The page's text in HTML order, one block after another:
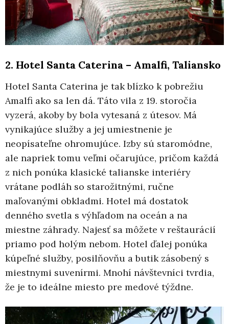
2. Hotel Santa Caterina – Amalfi, Taliansko
Hotel Santa Caterina je tak blízko k pobrežiu
Amalfi ako sa len dá. Táto vila z 19. storočia
vyzerá, akoby by bola vytesaná z útesov. Má
vynikajúce služby a jej umiestnenie je
neopísateľne ohromujúce. Izby sú staromódne,
ale napriek tomu veľmi očarujúce, pričom každá
z nich ponúka klasické talianske interiéry
vrátane podláh so starožitnými, ručne
maľovanými obkladmi. Hotel má dostatok
denného svetla s výhľadom na oceán a na
miestne záhrady. Najesť sa môžete v reštaurácií
priamo pod holým nebom. Hotel ďalej ponúka
kúpeľné služby, posilňovňu a butik zásobený s
miestnymi suvenírmi. Mnohí návštevníci tvrdia,
že je to ideálne miesto pre medové týždne.